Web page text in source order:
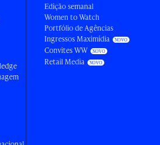
Edição semanal
Women to Watch
Portfólio de Agências
Ingressos Maximídia
Convites WW
Retail Media